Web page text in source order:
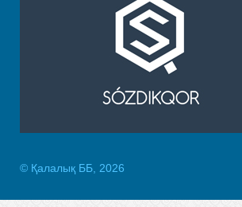
© Қалалық ББ, 2026